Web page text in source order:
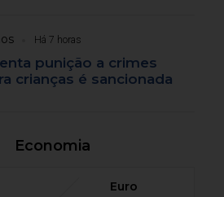
Há 7 horas
punição a crimes
crianças é sancionada
Economia
Euro